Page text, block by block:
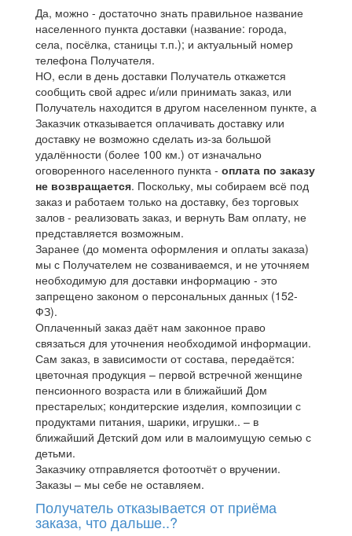
Да, можно - достаточно знать правильное название
населенного пункта доставки (название: города,
села, посёлка, станицы т.п.); и актуальный номер
телефона Получателя.
НО, если в день доставки Получатель откажется
сообщить свой адрес и/или принимать заказ, или
Получатель находится в другом населенном пункте, а
Заказчик отказывается оплачивать доставку или
доставку не возможно сделать из-за большой
удалённости (более 100 км.) от изначально
оговоренного населенного пункта - оплата по заказу
не возвращается. Поскольку, мы собираем всё под
заказ и работаем только на доставку, без торговых
залов - реализовать заказ, и вернуть Вам оплату, не
представляется возможным.
Заранее (до момента оформления и оплаты заказа)
мы с Получателем не созваниваемся, и не уточняем
необходимую для доставки информацию - это
запрещено законом о персональных данных (152-
ФЗ).
Оплаченный заказ даёт нам законное право
связаться для уточнения необходимой информации.
Сам заказ, в зависимости от состава, передаётся:
цветочная продукция – первой встречной женщине
пенсионного возраста или в ближайший Дом
престарелых; кондитерские изделия, композиции с
продуктами питания, шарики, игрушки.. – в
ближайший Детский дом или в малоимущую семью с
детьми.
Заказчику отправляется фотоотчёт о вручении.
Заказы – мы себе не оставляем.
Получатель отказывается от приёма
заказа, что дальше..?